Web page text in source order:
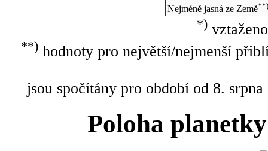
Nejméně jasná ze Země**)
*)
**)hodnoty pro největší/nejmenší
jsou spočítány pro období od 8.
Poloha